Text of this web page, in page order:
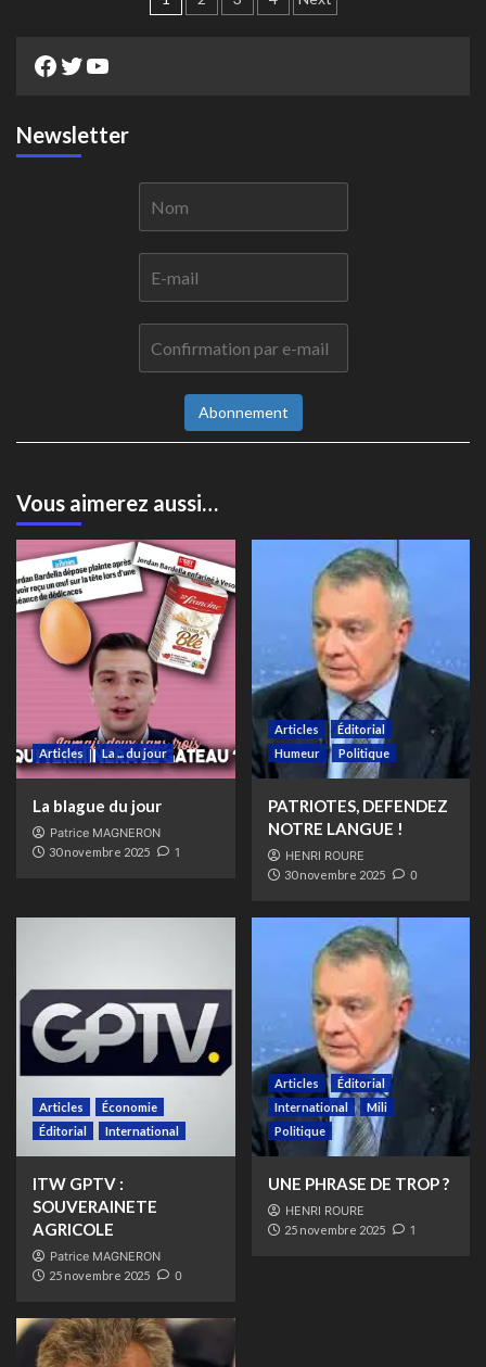
Facebook
Twitter
YouTube
Newsletter
Abonnement
Vous aimerez aussi…
Articles La ... du jour
La blague du jour
Patrice MAGNERON
30 novembre 2025 1
Articles
Éditorial
Humeur
Politique
PATRIOTES, DEFENDEZ
NOTRE LANGUE !
HENRI ROURE
30 novembre 2025 0
Articles
Économie
Éditorial
International
ITW GPTV :
SOUVERAINETE
AGRICOLE
Patrice MAGNERON
25 novembre 2025 0
Articles
Éditorial
International
Mili
Politique
UNE PHRASE DE TROP ?
HENRI ROURE
25 novembre 2025 1